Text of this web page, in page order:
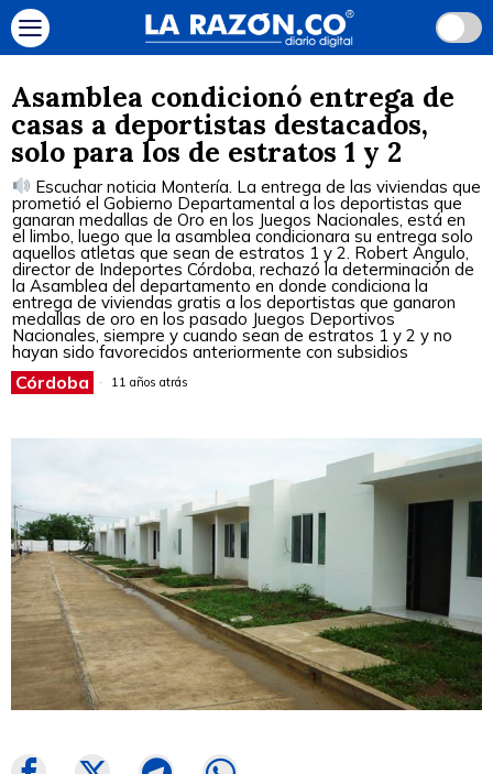
Asamblea condicionó entrega de
casas a deportistas destacados,
solo para los de estratos 1 y 2
Escuchar noticia Montería. La entrega de las viviendas que
prometió el Gobierno Departamental a los deportistas que
ganaran medallas de Oro en los Juegos Nacionales, está en
el limbo, luego que la asamblea condicionara su entrega solo
aquellos atletas que sean de estratos 1 y 2. Robert Angulo,
director de Indeportes Córdoba, rechazó la determinación de
la Asamblea del departamento en donde condiciona la
entrega de viviendas gratis a los deportistas que ganaron
medallas de oro en los pasado Juegos Deportivos
Nacionales, siempre y cuando sean de estratos 1 y 2 y no
hayan sido favorecidos anteriormente con subsidios
Córdoba 11 años atrás